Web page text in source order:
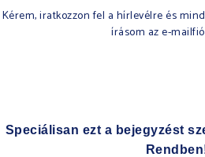
Kérem, iratkozzon fel a hírlevélre és
írásom az e-
Speciálisan ezt a bejegyzést